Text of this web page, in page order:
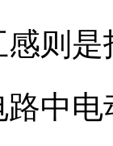
感则
路中